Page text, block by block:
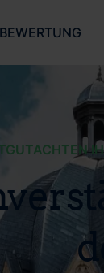
BEWERTUNG